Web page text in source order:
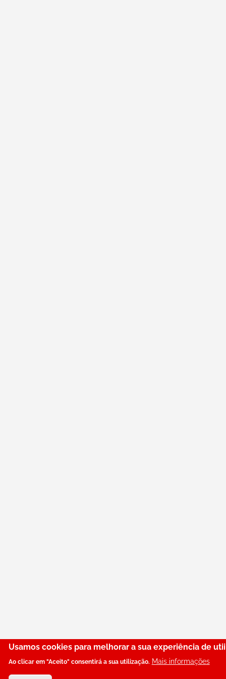
Usamos cookies para melhorar a sua experiência de
Ao clicar em "Aceito" consentirá a sua utilização. Mais informações